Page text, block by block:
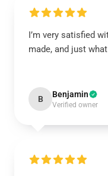
I’m very satisfied
made, and just
B Benjamin
Verified owner